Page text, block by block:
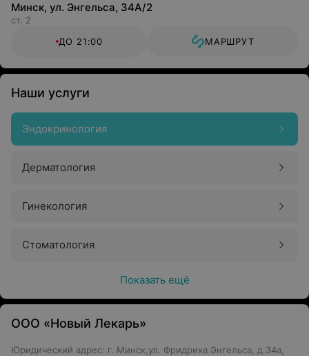
Минск, ул. Энгельса, 34А/2
ст. 2
ДО 21:00
МАРШРУТ
Наши услуги
Эндокринология
Дерматология
Гинекология
Стоматология
Показать ещё
ООО «Новый Лекарь»
Юридический адрес: г. Минск,ул. Фридриха Энгельса, д.34а,